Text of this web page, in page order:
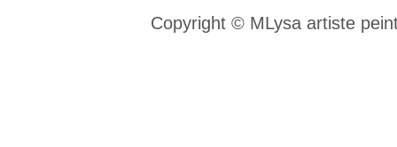
Copyright © MLysa artiste